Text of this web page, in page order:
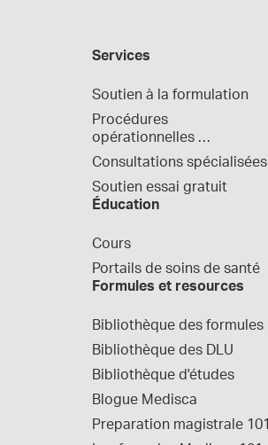
Services
Soutien à la formulation
Procédures
opérationnelles
normalisées
Consultations spécialisées
Soutien essai gratuit
Éducation
Cours
Portails de soins de santé
Formules et resources
Bibliothèque des formules
Bibliothèque des DLU
Bibliothèque d'études
Blogue Medisca
Preparation magistrale 101